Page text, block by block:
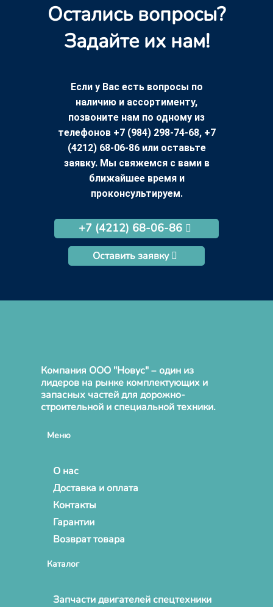
Остались вопросы?
Задайте их нам!
Если у Вас есть вопросы по
наличию и ассортименту,
позвоните нам по одному из
телефонов +7 (984) 298-74-68, +7
(4212) 68-06-86 или оставьте
заявку. Мы свяжемся с вами в
ближайшее время и
проконсультируем.
+7 (4212) 68-06-86
Оставить заявку
Компания ООО "Новус" – один из
лидеров на рынке комплектующих и
запасных частей для дорожно-
строительной и специальной техники.
Меню
О нас
Доставка и оплата
Контакты
Гарантии
Возврат товара
Каталог
Запчасти двигателей спецтехники